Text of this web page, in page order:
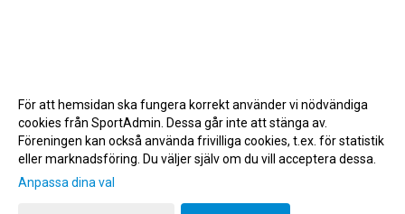
Gå till Webbversion
För att hemsidan ska fungera korrekt använder vi nödvändiga
cookies från SportAdmin. Dessa går inte att stänga av.
Föreningen kan också använda frivilliga cookies, t.ex. för statistik
eller marknadsföring. Du väljer själv om du vill acceptera dessa.
Anpassa dina val